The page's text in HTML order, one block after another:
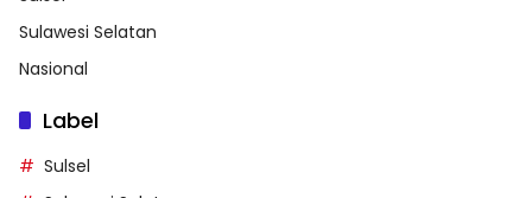
Sulawesi Selatan
Nasional
Label
Sulsel